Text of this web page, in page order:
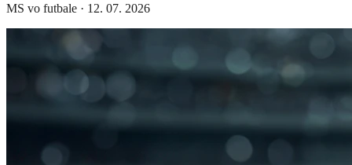
MS vo futbale · 12. 07. 2026